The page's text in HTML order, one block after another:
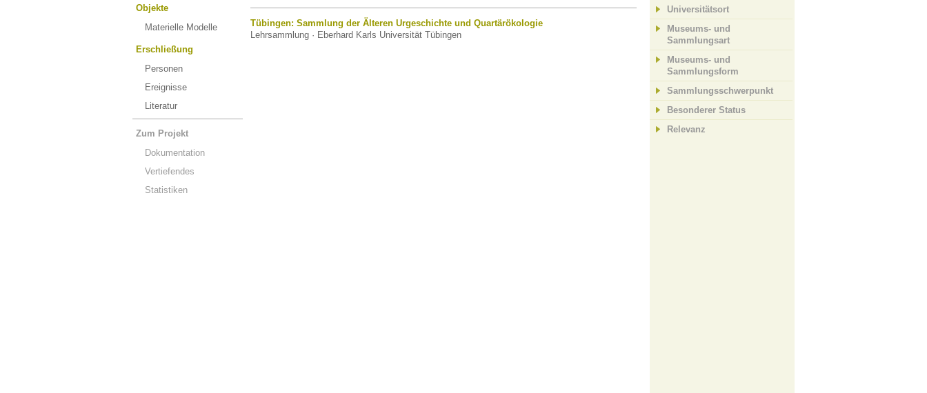
Objekte
Materielle Modelle
Erschließung
Personen
Ereignisse
Literatur
Zum Projekt
Dokumentation
Vertiefendes
Statistiken
Tübingen: Sammlung der Älteren Urgeschichte und Quartärökologie
Lehrsammlung · Eberhard Karls Universität Tübingen
Universitätsort
Museums- und
Sammlungsart
Museums- und
Sammlungsform
Sammlungsschwerpunkt
Besonderer Status
Relevanz